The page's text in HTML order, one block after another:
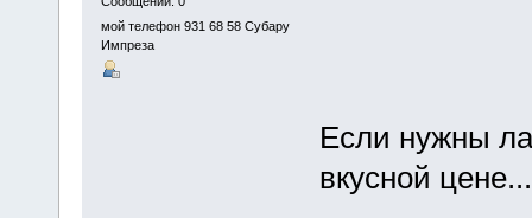
мой телефон 931 68 58 Субару
Импреза
Если нужны
вкусной